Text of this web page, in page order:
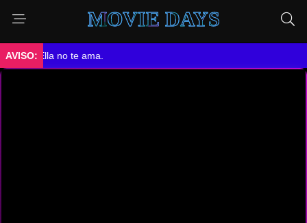
MOVIE DAYS
➤ Ella no te ama.